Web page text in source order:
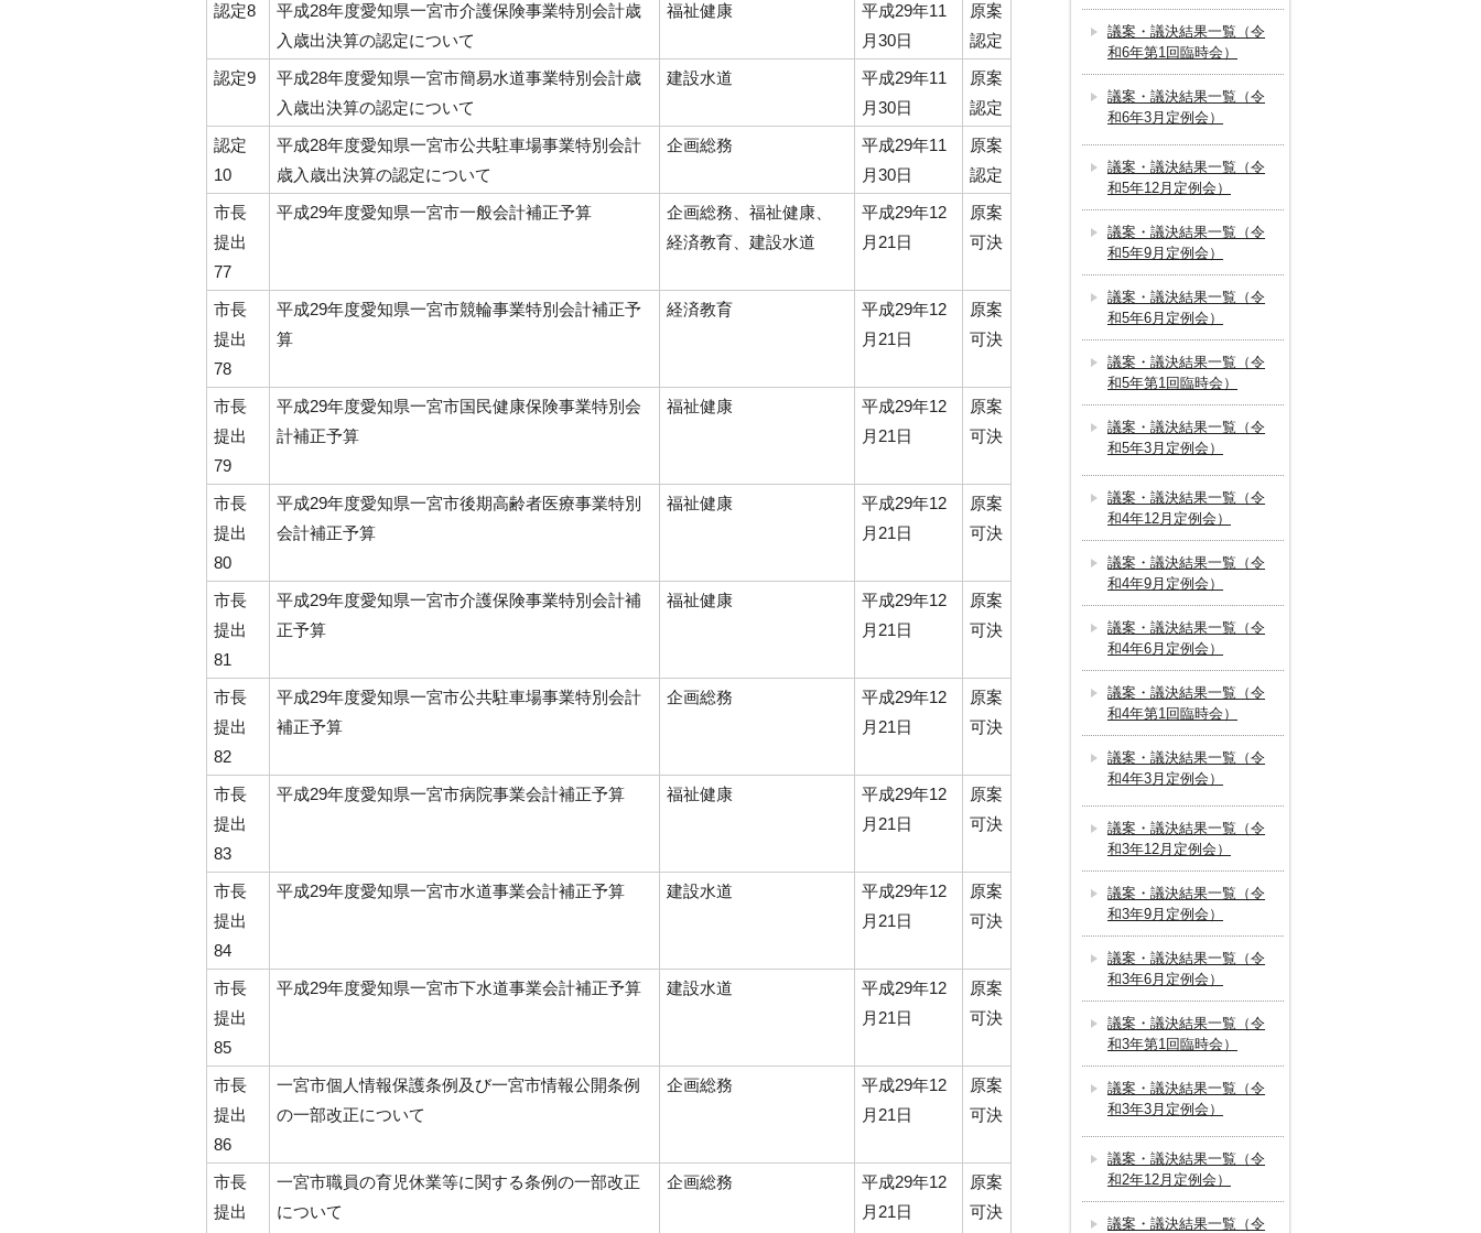
認定8
平成28年度愛知県一宮市介護保険事業特別会計歳
入歳出決算の認定について
福祉健康
平成29年11
月30日
原案
認定
認定9
平成28年度愛知県一宮市簡易水道事業特別会計歳
入歳出決算の認定について
建設水道
平成29年11
月30日
原案
認定
認定
10
平成28年度愛知県一宮市公共駐車場事業特別会計
歳入歳出決算の認定について
企画総務
平成29年11
月30日
原案
認定
市長
提出
77
平成29年度愛知県一宮市一般会計補正予算
企画総務、福祉健康、
経済教育、建設水道
平成29年12
月21日
原案
可決
市長
提出
78
平成29年度愛知県一宮市競輪事業特別会計補正予
算
経済教育
平成29年12
月21日
原案
可決
市長
提出
79
平成29年度愛知県一宮市国民健康保険事業特別会
計補正予算
福祉健康
平成29年12
月21日
原案
可決
市長
提出
80
平成29年度愛知県一宮市後期高齢者医療事業特別
会計補正予算
福祉健康
平成29年12
月21日
原案
可決
市長
提出
81
平成29年度愛知県一宮市介護保険事業特別会計補
正予算
福祉健康
平成29年12
月21日
原案
可決
市長
提出
82
平成29年度愛知県一宮市公共駐車場事業特別会計
補正予算
企画総務
平成29年12
月21日
原案
可決
市長
提出
83
平成29年度愛知県一宮市病院事業会計補正予算 福祉健康
平成29年12
月21日
原案
可決
市長
提出
84
平成29年度愛知県一宮市水道事業会計補正予算 建設水道
平成29年12
月21日
原案
可決
市長
提出
85
平成29年度愛知県一宮市下水道事業会計補正予算 建設水道
平成29年12
月21日
原案
可決
市長
提出
86
一宮市個人情報保護条例及び一宮市情報公開条例
の一部改正について
企画総務
平成29年12
月21日
原案
可決
市長
提出
一宮市職員の育児休業等に関する条例の一部改正
について
企画総務
平成29年12
月21日
原案
可決
議案・議決結果一覧（令
和6年第1回臨時会）
議案・議決結果一覧（令
和6年3月定例会）
議案・議決結果一覧（令
和5年12月定例会）
議案・議決結果一覧（令
和5年9月定例会）
議案・議決結果一覧（令
和5年6月定例会）
議案・議決結果一覧（令
和5年第1回臨時会）
議案・議決結果一覧（令
和5年3月定例会）
議案・議決結果一覧（令
和4年12月定例会）
議案・議決結果一覧（令
和4年9月定例会）
議案・議決結果一覧（令
和4年6月定例会）
議案・議決結果一覧（令
和4年第1回臨時会）
議案・議決結果一覧（令
和4年3月定例会）
議案・議決結果一覧（令
和3年12月定例会）
議案・議決結果一覧（令
和3年9月定例会）
議案・議決結果一覧（令
和3年6月定例会）
議案・議決結果一覧（令
和3年第1回臨時会）
議案・議決結果一覧（令
和3年3月定例会）
議案・議決結果一覧（令
和2年12月定例会）
議案・議決結果一覧（令